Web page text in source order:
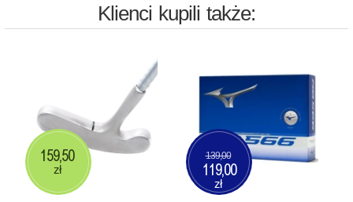
Klienci kupili także:
159,50
zł
139,00
119,00
zł